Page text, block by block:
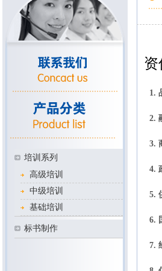
培训系列
高级培训
中级培训
基础培训
标书制作
资
1.
2.
3.
4.
5.
6.
7.